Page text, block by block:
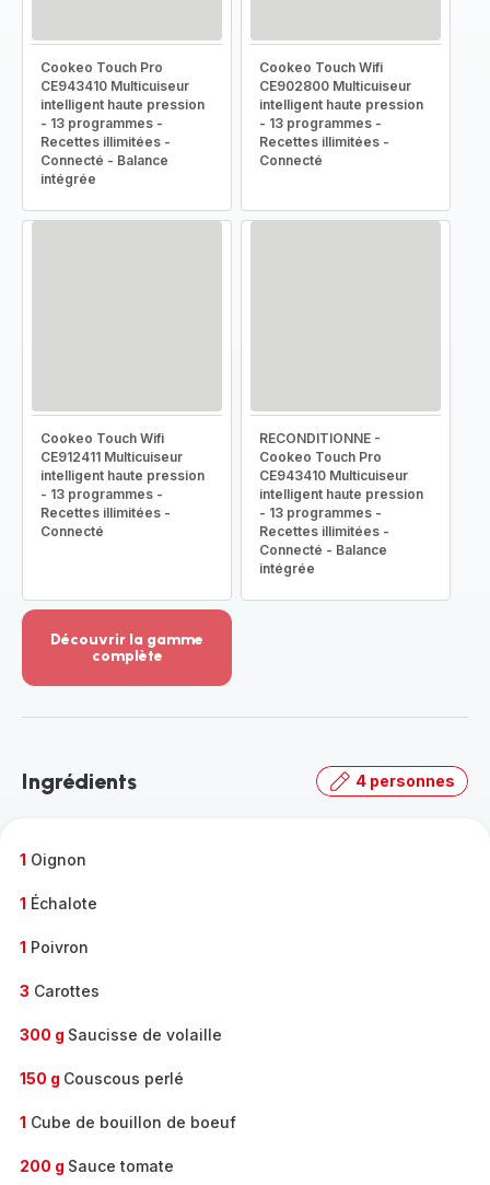
Cookeo Touch Pro
CE943410 Multicuiseur
intelligent haute pression
- 13 programmes -
Recettes illimitées -
Connecté - Balance
intégrée
Cookeo Touch Wifi
CE902800 Multicuiseur
intelligent haute pression
- 13 programmes -
Recettes illimitées -
Connecté
Cookeo Touch Wifi
CE912411 Multicuiseur
intelligent haute pression
- 13 programmes -
Recettes illimitées -
Connecté
RECONDITIONNE -
Cookeo Touch Pro
CE943410 Multicuiseur
intelligent haute pression
- 13 programmes -
Recettes illimitées -
Connecté - Balance
intégrée
Découvrir la gamme
complète
-
gamme
Ingrédients 4 personnes
1 Oignon
1 Échalote
1 Poivron
3 Carottes
300 g Saucisse de volaille
150 g Couscous perlé
1 Cube de bouillon de boeuf
200 g Sauce tomate